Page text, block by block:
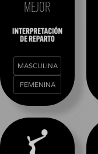
MEJOR
MASCULINA
FEMENINA